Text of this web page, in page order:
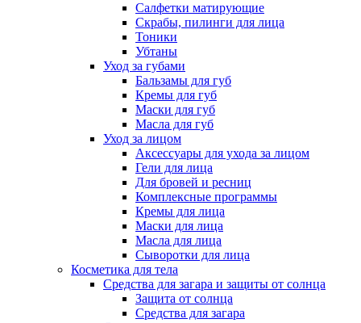
Салфетки матирующие
Скрабы, пилинги для лица
Тоники
Убтаны
Уход за губами
Бальзамы для губ
Кремы для губ
Маски для губ
Масла для губ
Уход за лицом
Аксессуары для ухода за лицом
Гели для лица
Для бровей и ресниц
Комплексные программы
Кремы для лица
Маски для лица
Масла для лица
Сыворотки для лица
Косметика для тела
Средства для загара и защиты от солнца
Защита от солнца
Средства для загара